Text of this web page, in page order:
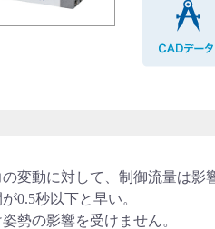
ステムを探す
ード
変動に対して、制御流量は影
0.5秒以下と早い。
勢の影響を受けません。